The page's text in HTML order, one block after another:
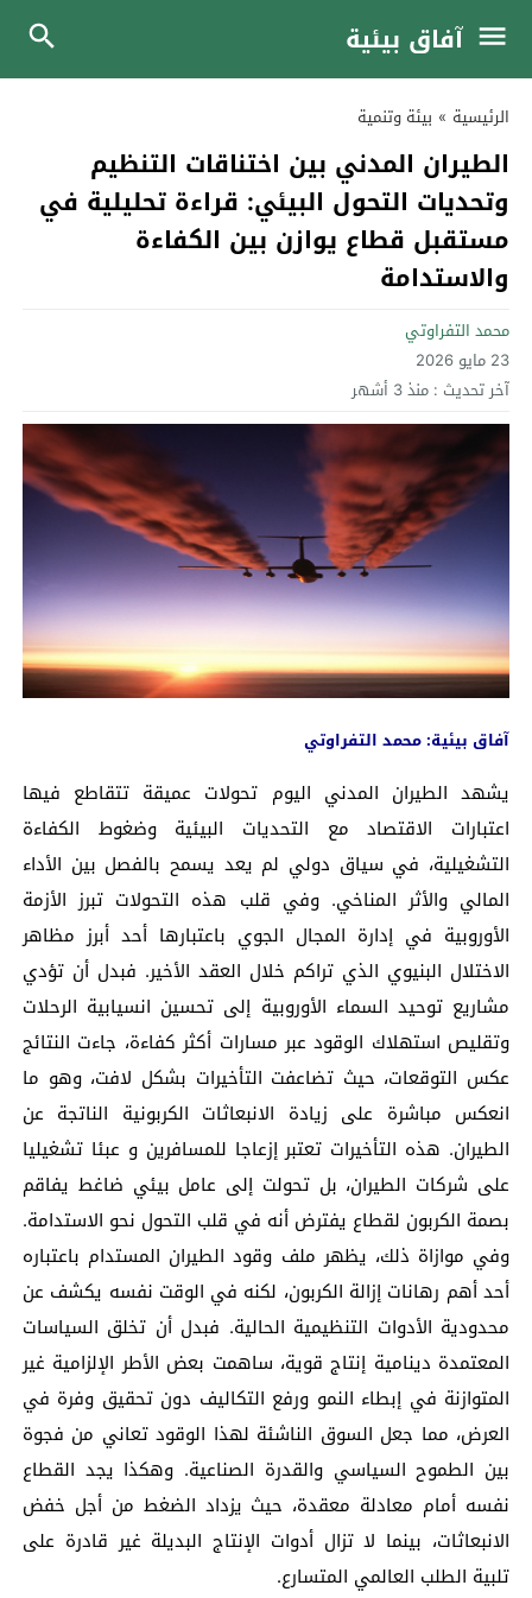
آفاق بيئية
الرئيسية » بيئة وتنمية
الطيران المدني بين اختناقات التنظيم
وتحديات التحول البيئي: قراءة تحليلية في
مستقبل قطاع يوازن بين الكفاءة
والاستدامة
محمد التفراوتي
23 مايو 2026
آخر تحديث : منذ 3 أشهر
آفاق بيئية: محمد التفراوتي
يشهد الطيران المدني اليوم تحولات عميقة تتقاطع فيها
اعتبارات الاقتصاد مع التحديات البيئية وضغوط الكفاءة
التشغيلية، في سياق دولي لم يعد يسمح بالفصل بين الأداء
المالي والأثر المناخي. وفي قلب هذه التحولات تبرز الأزمة
الأوروبية في إدارة المجال الجوي باعتبارها أحد أبرز مظاهر
الاختلال البنيوي الذي تراكم خلال العقد الأخير. فبدل أن تؤدي
مشاريع توحيد السماء الأوروبية إلى تحسين انسيابية الرحلات
وتقليص استهلاك الوقود عبر مسارات أكثر كفاءة، جاءت النتائج
عكس التوقعات، حيث تضاعفت التأخيرات بشكل لافت، وهو ما
انعكس مباشرة على زيادة الانبعاثات الكربونية الناتجة عن
الطيران. هذه التأخيرات تعتبر إزعاجا للمسافرين و عبئا تشغيليا
على شركات الطيران، بل تحولت إلى عامل بيئي ضاغط يفاقم
بصمة الكربون لقطاع يفترض أنه في قلب التحول نحو الاستدامة.
وفي موازاة ذلك، يظهر ملف وقود الطيران المستدام باعتباره
أحد أهم رهانات إزالة الكربون، لكنه في الوقت نفسه يكشف عن
محدودية الأدوات التنظيمية الحالية. فبدل أن تخلق السياسات
المعتمدة دينامية إنتاج قوية، ساهمت بعض الأطر الإلزامية غير
المتوازنة في إبطاء النمو ورفع التكاليف دون تحقيق وفرة في
العرض، مما جعل السوق الناشئة لهذا الوقود تعاني من فجوة
بين الطموح السياسي والقدرة الصناعية. وهكذا يجد القطاع
نفسه أمام معادلة معقدة، حيث يزداد الضغط من أجل خفض
الانبعاثات، بينما لا تزال أدوات الإنتاج البديلة غير قادرة على
تلبية الطلب العالمي المتسارع.